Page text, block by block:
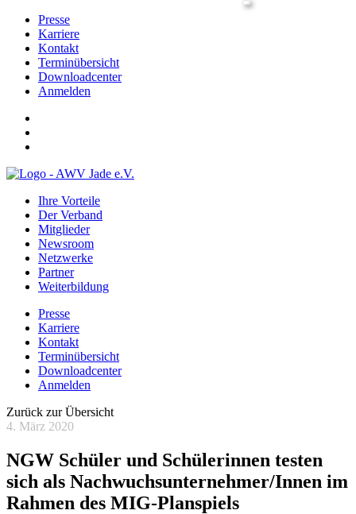
Presse
Karriere
Kontakt
Terminübersicht
Downloadcenter
Anmelden
Ihre Vorteile
Der Verband
Mitglieder
Newsroom
Netzwerke
Partner
Weiterbildung
Presse
Karriere
Kontakt
Terminübersicht
Downloadcenter
Anmelden
Zurück zur Übersicht
4. März 2020
NGW Schüler und Schülerinnen testen
sich als Nachwuchsunternehmer/Innen im
Rahmen des MIG-Planspiels